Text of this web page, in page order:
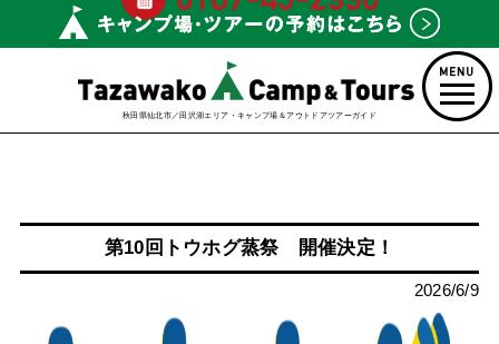
秋田県仙北市／田沢湖エリア・キャンプ場＆アウトドアツアーガイド
第10回トウホグ蒸祭 開催決定！
2026/6/9